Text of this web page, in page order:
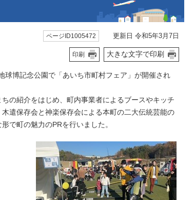
ページID1005472 更新日 令和5年3月7日
印刷 大きな文字で印刷
博記念公園で「あいち市町村フェア」が開催され
の紹介をはじめ、町内事業者によるブースやキッチ
遣保存会と神楽保存会による本町の二大伝統芸能の
で町の魅力のPRを行いました。